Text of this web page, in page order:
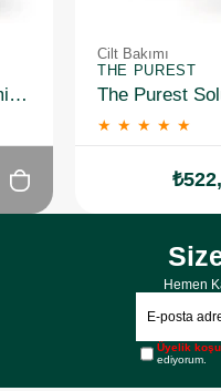
The Purest Solutions Niacinamide 5% + Zinc Pca 1% Gözenek Sıkılaştırıcı Yüz Serumu 30 ml
Cilt Bakımı
THE PUREST
★ ★ ★ ★ ★
Hemen
Üyelik
ediyorum.